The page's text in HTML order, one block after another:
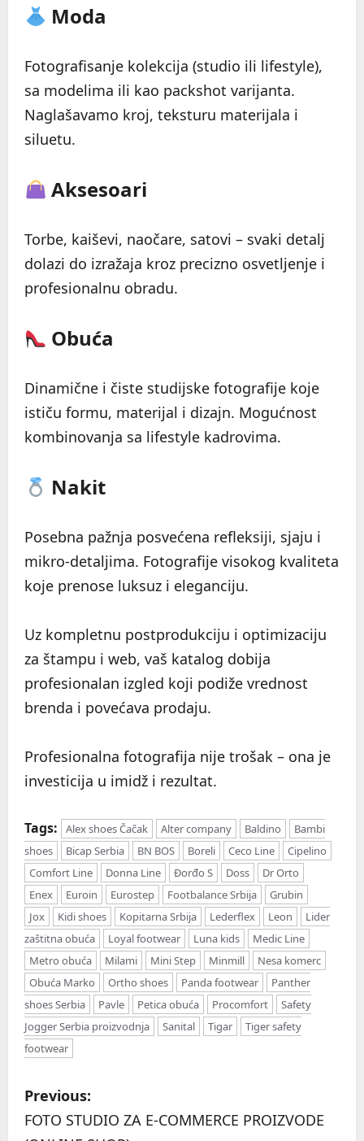
Moda
Fotografisanje kolekcija (studio ili lifestyle),
sa modelima ili kao packshot varijanta.
Naglašavamo kroj, teksturu materijala i
siluetu.
Aksesoari
Torbe, kaiševi, naočare, satovi – svaki detalj
dolazi do izražaja kroz precizno osvetljenje i
profesionalnu obradu.
Obuća
Dinamične i čiste studijske fotografije koje
ističu formu, materijal i dizajn. Mogućnost
kombinovanja sa lifestyle kadrovima.
Nakit
Posebna pažnja posvećena refleksiji, sjaju i
mikro-detaljima. Fotografije visokog kvaliteta
koje prenose luksuz i eleganciju.
Uz kompletnu postprodukciju i optimizaciju
za štampu i web, vaš katalog dobija
profesionalan izgled koji podiže vrednost
brenda i povećava prodaju.
Profesionalna fotografija nije trošak – ona je
investicija u imidž i rezultat.
Tags: Alex shoes Čačak Alter company Baldino
Bambi
shoes
Bicap Serbia BN BOS Boreli Ceco Line
Cipelino
Comfort Line
Donna Line Đorđo S Doss
Dr Orto
Enex
Euroin Eurostep Footbalance Srbija
Grubin
Jox
Kidi shoes Kopitarna Srbija Lederflex Leon
Lider
zaštitna obuća
Loyal footwear Luna kids
Medic Line
Metro obuća
Milami Mini Step Minmill
Nesa komerc
Obuća Marko
Ortho shoes Panda footwear
Panther
shoes Serbia
Pavle Petica obuća Procomfort
Safety
Jogger Serbia proizvodnja
Sanital Tigar
Tiger safety
footwear
P
o
Previous:
FOTO STUDIO ZA E-COMMERCE PROIZVODE